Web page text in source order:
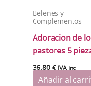
Belenes y
Complementos
Adoracion de
pastores 5
36.80€ IVA inc
Añadir al